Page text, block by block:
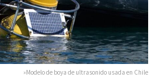
»Modelo de boya de ultrasonido usada en Chile